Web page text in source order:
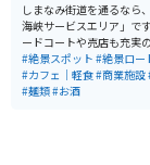
しまなみ街道を通るなら
海峡サービスエリア」で
ードコートや売店も充実
リアならではの蛇口から
に人気です。しまなみの
ら眺める瀬戸内海の風景
#絶景スポット #絶景ロー
#カフェ｜軽食#商業施設
#麺類#お酒